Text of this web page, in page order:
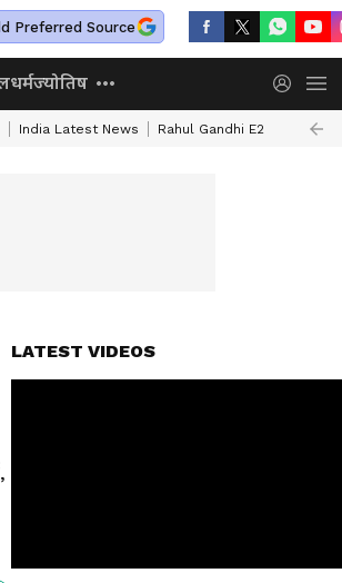
Preferred Source
धर्मज्योतिष
India Latest News Rahul Gandhi E20 Video
LATEST VIDEOS